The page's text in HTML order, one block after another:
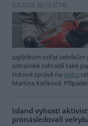
5.8.2026 20:13 (ČTK)
zajištěním zvířat celníkům
ostravské zahradě také
tiskové zprávě na webu
Martina Kaňková.
Island vyhostí
pronásledovali